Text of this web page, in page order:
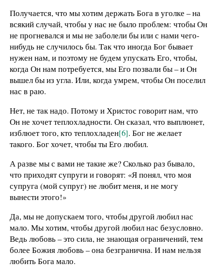
Получается, что мы хотим держать Бога в уголке – на
всякий случай, чтобы у нас не было проблем: чтобы Он
не прогневался и мы не заболели бы или с нами чего-
нибудь не случилось бы. Так что иногда Бог бывает
нужен нам, и поэтому не будем упускать Его, чтобы,
когда Он нам потребуется, мы Его позвали бы – и Он
вышел бы из угла. Или, когда умрем, чтобы Он поселил
нас в раю.
Нет, не так надо. Потому и Христос говорит нам, что
Он не хочет теплохладности. Он сказал, что выплюнет,
изблюет того, кто теплохладен[6]. Бог не желает
такого. Бог хочет, чтобы ты Его любил.
А разве мы с вами не такие же? Сколько раз бывало,
что приходят супруги и говорят: «Я понял, что моя
супруга (мой супруг) не любит меня, и не могу
вынести этого!»
Да, мы не допускаем того, чтобы другой любил нас
мало. Мы хотим, чтобы другой любил нас безусловно.
Ведь любовь – это сила, не знающая ограничений, тем
более Божия любовь – она безгранична. И нам нельзя
любить Бога мало.